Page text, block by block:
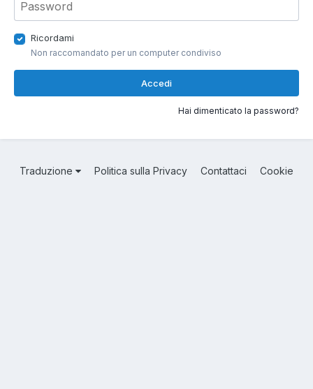
Ricordami
Non raccomandato per un computer condiviso
Accedi
Hai dimenticato la password?
Traduzione Politica sulla Privacy Contattaci Cookie